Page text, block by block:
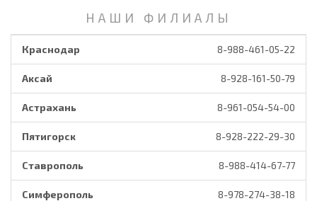
НАШИ ФИЛИАЛЫ
Краснодар 8-988-461-05-22
Аксай 8-928-161-50-79
Астрахань 8-961-054-54-00
Пятигорск 8-928-222-29-30
Ставрополь 8-988-414-67-77
Симферополь 8-978-274-38-18